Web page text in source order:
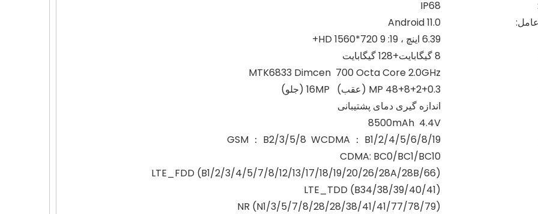
IP68
Android 11.0
6.39 اینچ ، 19: 9 720*1560 HD+
8 گیگابایت+128 گیگابایت
MTK6833 Dimcen 700 Octa Core 2.0GHz
48+8+2+0.3 MP (عقب) 16MP (جلو)
اندازه گیری دمای پشتیبانی
8500mAh 4.4V
GSM ： B2/3/5/8 WCDMA ： B1/2/4/5/6/8/19
CDMA: BC0/BC1/BC10
LTE_FDD (B1/2/3/4/5/7/8/12/13/17/18/19/20/26/28A/28B/66)
LTE_TDD (B34/38/39/40/41)
NR (N1/3/5/7/8/28/28/38/41/41/77/78/79)